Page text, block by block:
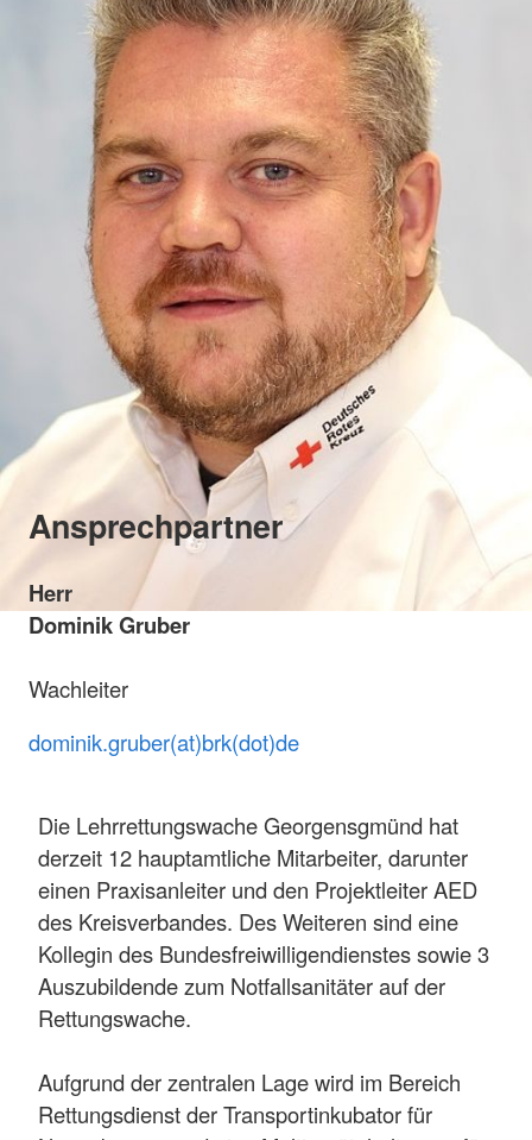
Ansprechpartner
Herr
Dominik Gruber
Wachleiter
dominik.gruber(at)brk(dot)de
Die Lehrrettungswache Georgensgmünd hat
derzeit 12 hauptamtliche Mitarbeiter, darunter
einen Praxisanleiter und den Projektleiter AED
des Kreisverbandes. Des Weiteren sind eine
Kollegin des Bundesfreiwilligendienstes sowie 3
Auszubildende zum Notfallsanitäter auf der
Rettungswache.
Aufgrund der zentralen Lage wird im Bereich
Rettungsdienst der Transportinkubator für